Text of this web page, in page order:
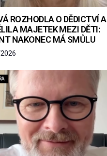
ROZHODLA O DĚDICTVÍ A
MAJETEK MEZI DĚTI:
NAKONEC MÁ SMŮLU